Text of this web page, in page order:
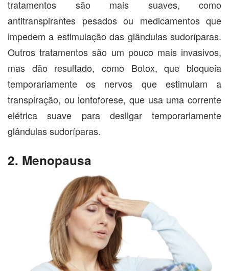
tratamentos são mais suaves, como
antitranspirantes pesados ou medicamentos que
impedem a estimulação das glândulas sudoríparas.
Outros tratamentos são um pouco mais invasivos,
mas dão resultado, como Botox, que bloqueia
temporariamente os nervos que estimulam a
transpiração, ou iontoforese, que usa uma corrente
elétrica suave para desligar temporariamente
glândulas sudoríparas.
2. Menopausa